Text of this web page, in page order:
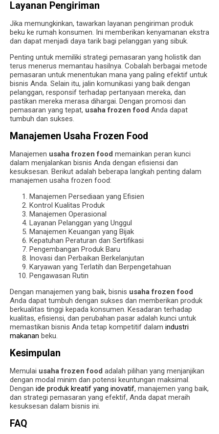
Layanan Pengiriman
Jika memungkinkan, tawarkan layanan pengiriman produk
beku ke rumah konsumen. Ini memberikan kenyamanan ekstra
dan dapat menjadi daya tarik bagi pelanggan yang sibuk.
Penting untuk memiliki strategi pemasaran yang holistik dan
terus menerus memantau hasilnya. Cobalah berbagai metode
pemasaran untuk menentukan mana yang paling efektif untuk
bisnis Anda. Selain itu, jalin komunikasi yang baik dengan
pelanggan, responsif terhadap pertanyaan mereka, dan
pastikan mereka merasa dihargai. Dengan promosi dan
pemasaran yang tepat, usaha frozen food Anda dapat
tumbuh dan sukses.
Manajemen Usaha Frozen Food
Manajemen usaha frozen food memainkan peran kunci
dalam menjalankan bisnis Anda dengan efisiensi dan
kesuksesan. Berikut adalah beberapa langkah penting dalam
manajemen usaha frozen food:
Manajemen Persediaan yang Efisien
Kontrol Kualitas Produk
Manajemen Operasional
Layanan Pelanggan yang Unggul
Manajemen Keuangan yang Bijak
Kepatuhan Peraturan dan Sertifikasi
Pengembangan Produk Baru
Inovasi dan Perbaikan Berkelanjutan
Karyawan yang Terlatih dan Berpengetahuan
Pengawasan Rutin
Dengan manajemen yang baik, bisnis usaha frozen food
Anda dapat tumbuh dengan sukses dan memberikan produk
berkualitas tinggi kepada konsumen. Kesadaran terhadap
kualitas, efisiensi, dan perubahan pasar adalah kunci untuk
memastikan bisnis Anda tetap kompetitif dalam industri
makanan beku.
Kesimpulan
Memulai usaha frozen food adalah pilihan yang menjanjikan
dengan modal minim dan potensi keuntungan maksimal.
Dengan ide produk kreatif yang inovatif, manajemen yang baik,
dan strategi pemasaran yang efektif, Anda dapat meraih
kesuksesan dalam bisnis ini.
FAQ